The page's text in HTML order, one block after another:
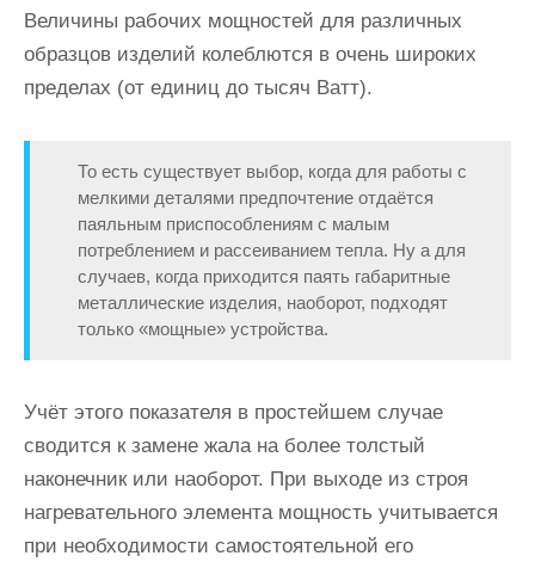
Величины рабочих мощностей для различных
образцов изделий колеблются в очень широких
пределах (от единиц до тысяч Ватт).
То есть существует выбор, когда для работы с
мелкими деталями предпочтение отдаётся
паяльным приспособлениям с малым
потреблением и рассеиванием тепла. Ну а для
случаев, когда приходится паять габаритные
металлические изделия, наоборот, подходят
только «мощные» устройства.
Учёт этого показателя в простейшем случае
сводится к замене жала на более толстый
наконечник или наоборот. При выходе из строя
нагревательного элемента мощность учитывается
при необходимости самостоятельной его